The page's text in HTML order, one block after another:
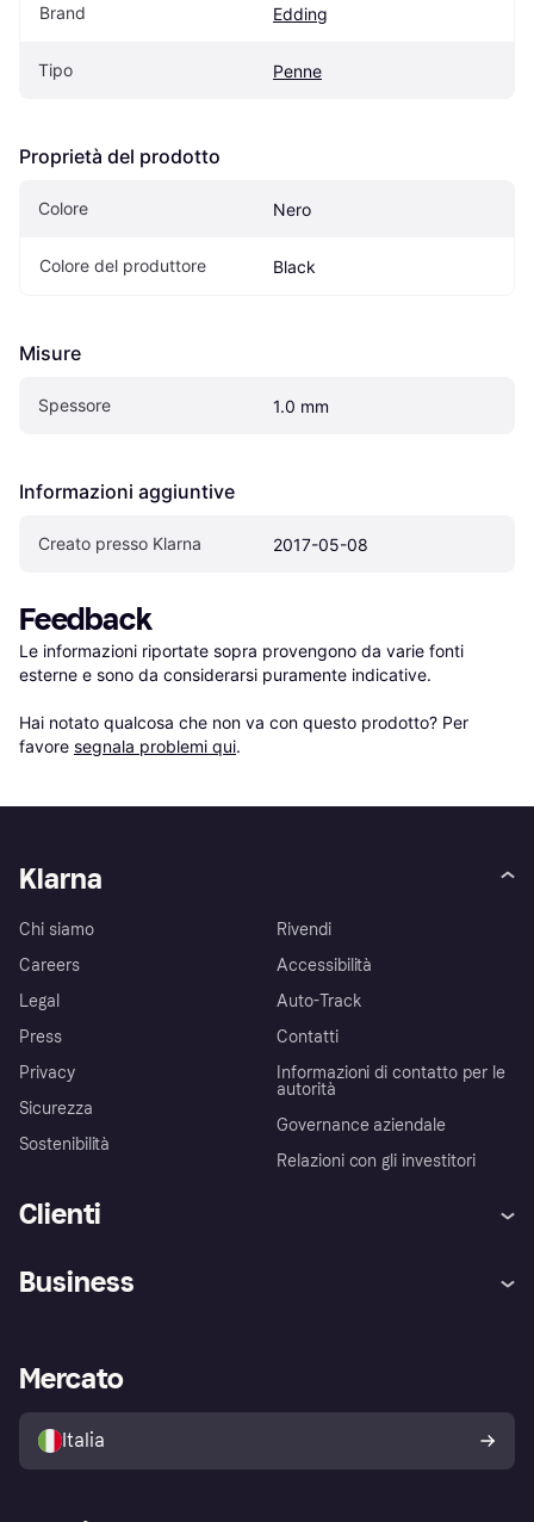
Brand Edding
Tipo Penne
Proprietà del prodotto
Colore Nero
Colore del produttore Black
Misure
Spessore 1.0 mm
Informazioni aggiuntive
Creato presso Klarna 2017-05-08
Feedback
Le informazioni riportate sopra provengono da varie fonti
esterne e sono da considerarsi puramente indicative.
Hai notato qualcosa che non va con questo prodotto? Per
favore segnala problemi qui.
Klarna
Chi siamo
Careers
Legal
Press
Privacy
Sicurezza
Sostenibilità
Rivendi
Accessibilità
Auto-Track
Contatti
Informazioni di contatto per le
autorità
Governance aziendale
Relazioni con gli investitori
Clienti
Esplora i negozi
Politica di protezione
dell'acquirente Klarna
Business
Accesso aziende
Mercato
Italia